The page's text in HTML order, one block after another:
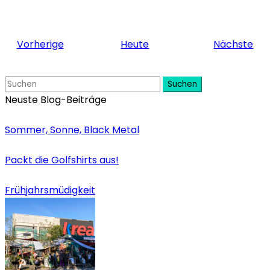
VorherigeVeranstaltungen
Heute Nächste
Suchen
Neuste Blog-Beiträge
Sommer, Sonne, Black Metal
Packt die Golfshirts aus!
Frühjahrsmüdigkeit